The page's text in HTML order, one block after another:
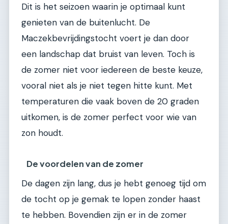
Dit is het seizoen waarin je optimaal kunt
genieten van de buitenlucht. De
Maczekbevrijdingstocht voert je dan door
een landschap dat bruist van leven. Toch is
de zomer niet voor iedereen de beste keuze,
vooral niet als je niet tegen hitte kunt. Met
temperaturen die vaak boven de 20 graden
uitkomen, is de zomer perfect voor wie van
zon houdt.
De voordelen van de zomer
De dagen zijn lang, dus je hebt genoeg tijd om
de tocht op je gemak te lopen zonder haast
te hebben. Bovendien zijn er in de zomer